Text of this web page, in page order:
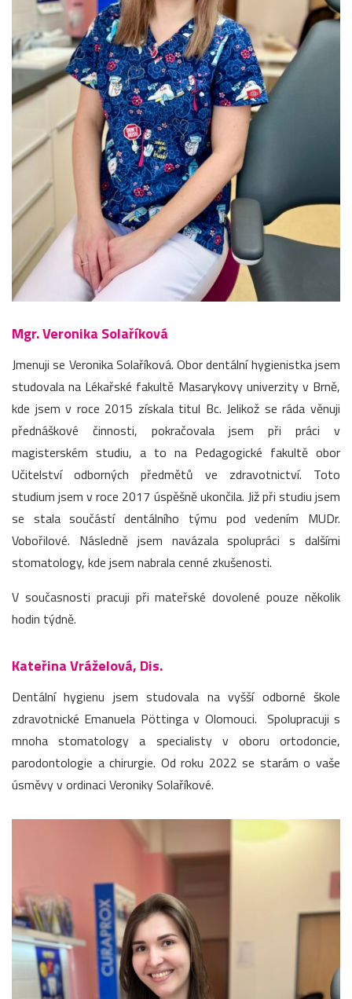
Mgr. Veronika Solaříková
Jmenuji se Veronika Solaříková. Obor dentální hygienistka jsem
studovala na Lékařské fakultě Masarykovy univerzity v Brně,
kde jsem v roce 2015 získala titul Bc. Jelikož se ráda věnuji
přednáškové činnosti, pokračovala jsem při práci v
magisterském studiu, a to na Pedagogické fakultě obor
Učitelství odborných předmětů ve zdravotnictví. Toto
studium jsem v roce 2017 úspěšně ukončila. Již při studiu jsem
se stala součástí dentálního týmu pod vedením MUDr.
Vobořilové. Následně jsem navázala spolupráci s dalšími
stomatology, kde jsem nabrala cenné zkušenosti.
V současnosti pracuji při mateřské dovolené pouze několik
hodin týdně.
Kateřina Vráželová, Dis.
Dentální hygienu jsem studovala na vyšší odborné škole
zdravotnické Emanuela Pöttinga v Olomouci. Spolupracuji s
mnoha stomatology a specialisty v oboru ortodoncie,
parodontologie a chirurgie. Od roku 2022 se starám o vaše
úsměvy v ordinaci Veroniky Solaříkové.